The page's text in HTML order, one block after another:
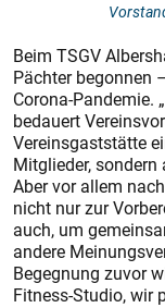
Beim TSGV
Pächter begonnen
Corona-Pandemie.
bedauert
Vereinsgaststätte
Mitglieder, sondern
Aber vor allem
nicht nur zur
auch, um
andere
Begegnung zuvor
Fitness-Studio, wir